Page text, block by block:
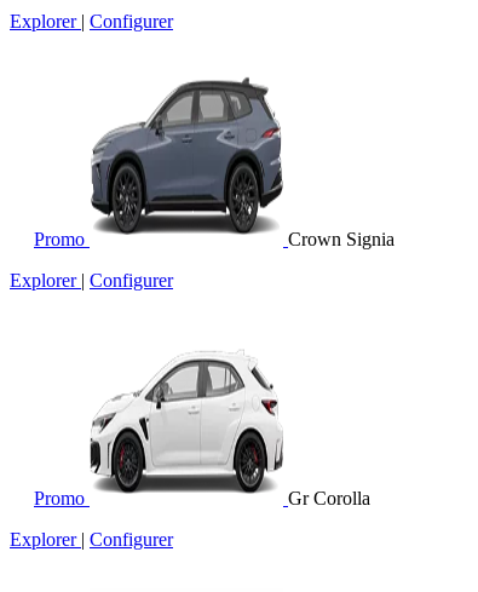
Explorer | Configurer
Promo
Crown Signia
Explorer | Configurer
Promo
Gr Corolla
Explorer | Configurer